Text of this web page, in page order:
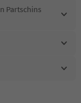
Partschins
erlaubt?